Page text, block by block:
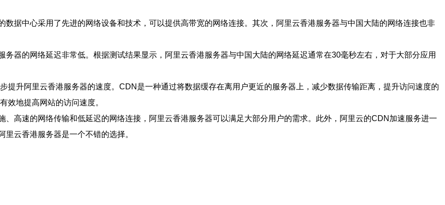
据中心采用了先进的网络设备和技术，可以提供高带宽的网络连接。其次，阿里云香港服务器与中国大陆的网络连接也非
器的网络延迟非常低。根据测试结果显示，阿里云香港服务器与中国大陆的网络延迟通常在30毫秒左右，对于大部分应用
提升阿里云香港服务器的速度。CDN是一种通过将数据缓存在离用户更近的服务器上，减少数据传输距离，提升访问速度的
效地提高网站的访问速度。
高速的网络传输和低延迟的网络连接，阿里云香港服务器可以满足大部分用户的需求。此外，阿里云的CDN加速服务进一
云香港服务器是一个不错的选择。